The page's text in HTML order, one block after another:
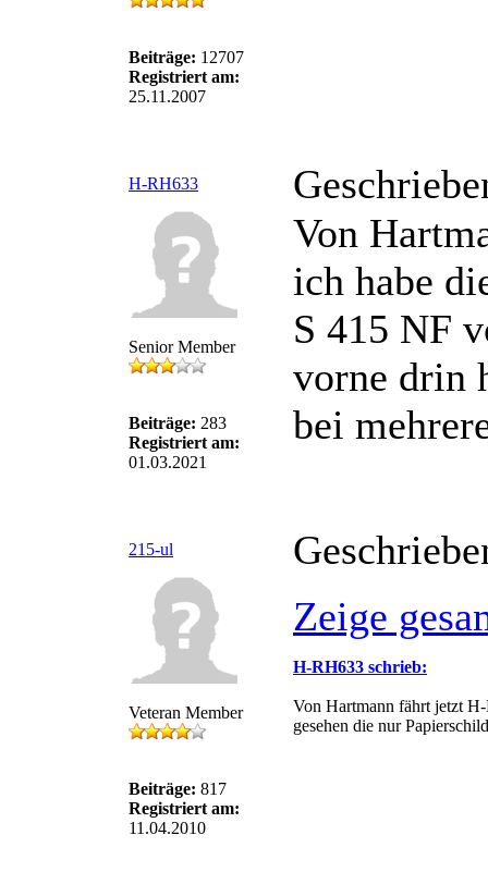
Beiträge: 12707
Registriert am:
25.11.2007
H-RH633
Senior Member
Beiträge: 283
Registriert am:
01.03.2021
Von
ich habe
S 415 NF
vorne drin
bei
215-ul
Veteran Member
Beiträge: 817
Registriert am:
11.04.2010
Zeige
H-RH633 schrieb:
Von Hartmann fährt jetzt
gesehen die nur